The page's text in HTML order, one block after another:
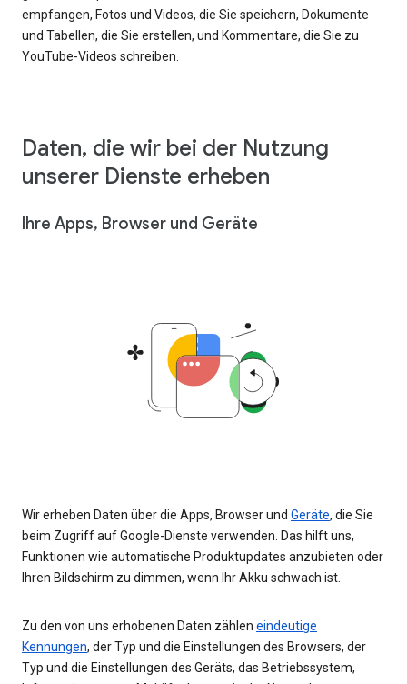
empfangen, Fotos und Videos, die Sie speichern, Dokumente
und Tabellen, die Sie erstellen, und Kommentare, die Sie zu
YouTube-Videos schreiben.
Daten, die wir bei der Nutzung
unserer Dienste erheben
Ihre Apps, Browser und Geräte
Wir erheben Daten über die Apps, Browser und Geräte, die Sie
beim Zugriff auf Google-Dienste verwenden. Das hilft uns,
Funktionen wie automatische Produktupdates anzubieten oder
Ihren Bildschirm zu dimmen, wenn Ihr Akku schwach ist.
Zu den von uns erhobenen Daten zählen eindeutige
Kennungen, der Typ und die Einstellungen des Browsers, der
Typ und die Einstellungen des Geräts, das Betriebssystem,